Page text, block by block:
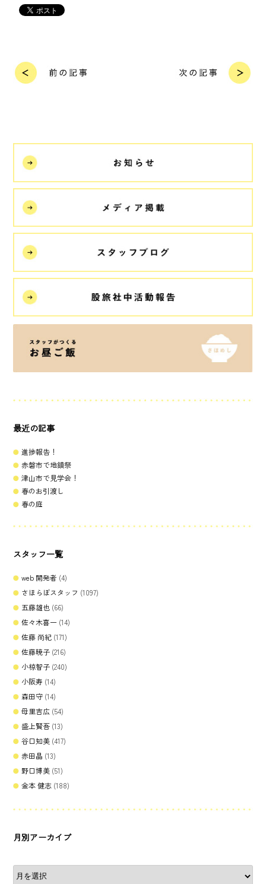
最近の記事
進捗報告！
赤磐市で地鎮祭
津山市で見学会！
春のお引渡し
春の庭
スタッフ一覧
web 開発者 (4)
さほらぼスタッフ (1097)
五藤雄也 (66)
佐々木喜一 (14)
佐藤 尚紀 (171)
佐藤暁子 (216)
小椋智子 (240)
小阪寿 (14)
森田守 (14)
母里吉広 (54)
盛上賢吾 (13)
谷口知美 (417)
赤田晶 (13)
野口博美 (51)
金本 健志 (188)
月別アーカイブ